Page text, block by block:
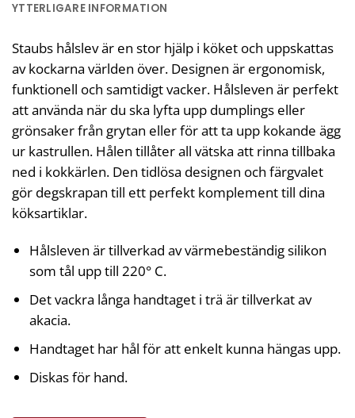
YTTERLIGARE INFORMATION
Staubs hålslev är en stor hjälp i köket och uppskattas
av kockarna världen över. Designen är ergonomisk,
funktionell och samtidigt vacker. Hålsleven är perfekt
att använda när du ska lyfta upp dumplings eller
grönsaker från grytan eller för att ta upp kokande ägg
ur kastrullen. Hålen tillåter all vätska att rinna tillbaka
ned i kokkärlen. Den tidlösa designen och färgvalet
gör degskrapan till ett perfekt komplement till dina
köksartiklar.
Hålsleven är tillverkad av värmebeständig silikon
som tål upp till 220° C.
Det vackra långa handtaget i trä är tillverkat av
akacia.
Handtaget har hål för att enkelt kunna hängas upp.
Diskas för hand.